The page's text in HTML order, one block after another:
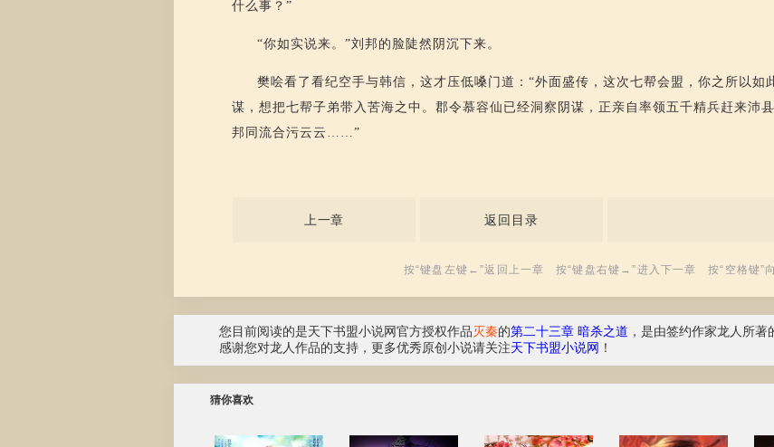
什么事？”
“你如实说来。”刘邦的脸陡然阴沉下来。
樊哙看了看纪空手与韩信，这才压低嗓门道：“外面盛传，这次七帮会盟，你之所以如
谋，想把七帮子弟带入苦海之中。郡令慕容仙已经洞察阴谋，正亲自率领五千精兵赶来沛
邦同流合污云云……”
上一章 返回目录
按“键盘左键←”返回上一章 按“键盘右键→”进入下一章 按“空格键”
您目前阅读的是天下书盟小说网官方授权作品 灭秦的第二十三章 暗杀之道 ，是由签约作家龙人所著
感谢您对龙人作品的支持，更多优秀原创小说请关注天下书盟小说网 ！
猜你喜欢